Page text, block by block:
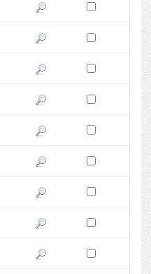
Pokaż podgląd wersji z dnia
Zaznacz wersję do
Pokaż podgląd wersji z dnia
Zaznacz wersję do
Pokaż podgląd wersji z dnia
Zaznacz wersję do
Pokaż podgląd wersji z dnia
Zaznacz wersję do
Pokaż podgląd wersji z dnia
Zaznacz wersję do
Pokaż podgląd wersji z dnia
Zaznacz wersję do
Pokaż podgląd wersji z dnia
Zaznacz wersję do
Pokaż podgląd wersji z dnia
Zaznacz wersję do
Pokaż podgląd wersji z dnia
Zaznacz wersję do